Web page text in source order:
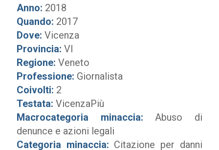
Anno: 2018
Quando: 2017
Dove: Vicenza
Provincia: VI
Regione: Veneto
Professione: Giornalista
Coivolti: 2
Testata: VicenzaPiù
Macrocategoria minaccia: Abuso di
denunce e azioni legali
Categoria minaccia: Citazione per danni